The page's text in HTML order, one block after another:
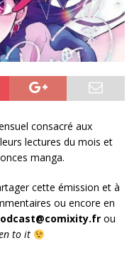
consacré aux
lectures du mois et
manga.
cette émission et à
ou encore en
ou
to it